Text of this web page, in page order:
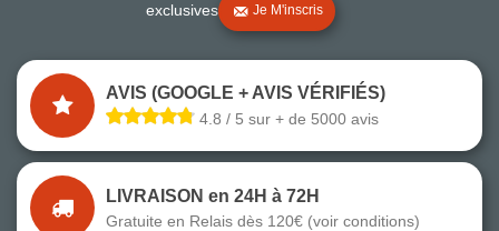
exclusives
Je M'inscris
AVIS (GOOGLE + AVIS VÉRIFIÉS)
4.8 / 5 sur + de 5000 avis
LIVRAISON en 24H à 72H
Gratuite en Relais dès 120€ (voir conditions)